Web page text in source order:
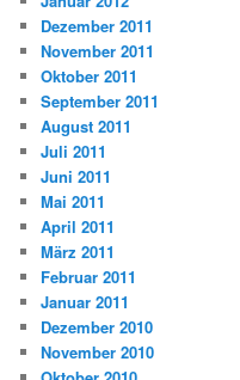
Dezember 2011
November 2011
Oktober 2011
September 2011
August 2011
Juli 2011
Juni 2011
Mai 2011
April 2011
März 2011
Februar 2011
Januar 2011
Dezember 2010
November 2010